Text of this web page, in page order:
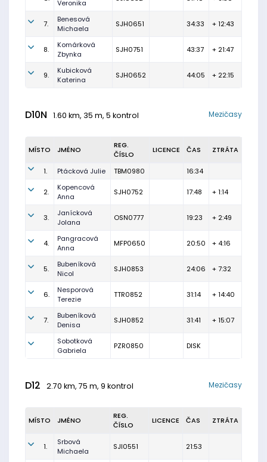
Veronika
7.
Benesová
Michaela
SJH0651 34:33 + 12:43
8.
Komárková
Zbynka
SJH0751 43:37 + 21:47
9.
Kubicková
Katerina
SJH0652 44:05 + 22:15
D10N 1.60 km, 35 m, 5 kontrol Mezičasy
MÍSTO JMÉNO
REG.
ČÍSLO
LICENCE ČAS ZTRÁTA
1. Ptácková Julie TBM0980 16:34
2.
Kopencová
Anna
SJH0752 17:48 + 1:14
3.
Janícková
Jolana
OSN0777 19:23 + 2:49
4.
Pangracová
Anna
MFP0650 20:50 + 4:16
5.
Bubeníková
Nicol
SJH0853 24:06 + 7:32
6.
Nesporová
Terezie
TTR0852 31:14 + 14:40
7.
Bubeníková
Denisa
SJH0852 31:41 + 15:07
Sobotková
Gabriela
PZR0850 DISK
D12 2.70 km, 75 m, 9 kontrol Mezičasy
MÍSTO JMÉNO
REG.
ČÍSLO
LICENCE ČAS ZTRÁTA
1.
Srbová
Michaela
SJI0551 21:53